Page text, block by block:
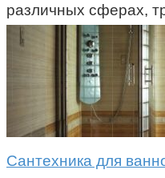
различных сферах,
Сантехника для